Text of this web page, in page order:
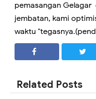
pemasangan
jembatan, kami
waktu
Related Posts